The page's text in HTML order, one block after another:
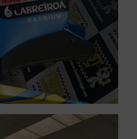
motos de